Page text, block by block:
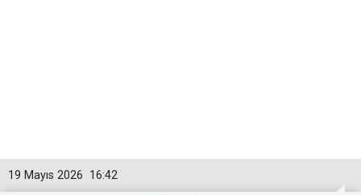
16:42
19 Mayıs 2026